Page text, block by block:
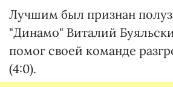
Лучшим был признан
"Динамо" Виталий
помог своей команде
(4:0).